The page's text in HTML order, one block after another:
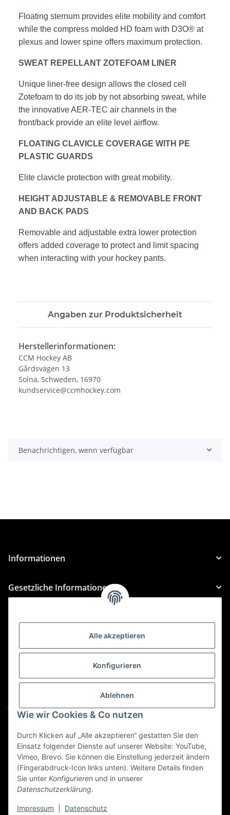
Alle akzeptieren
Konfigurieren
Ablehnen
Wie wir Cookies & Co nutzen
Durch Klicken auf „Alle akzeptieren“ gestatten Sie den
Einsatz folgender Dienste auf unserer Website: YouTube,
Vimeo, Brevo. Sie können die Einstellung jederzeit ändern
(Fingerabdruck-Icon links unten). Weitere Details finden
Sie unter Konfigurieren und in unserer
Datenschutzerklärung.
Impressum Datenschutz
Floating sternum provides elite mobility and comfort
while the compress molded HD foam with D3O® at
plexus and lower spine offers maximum protection.
SWEAT REPELLANT ZOTEFOAM LINER
Unique liner-free design allows the closed cell
Zotefoam to do its job by not absorbing sweat, while
the innovative AER-TEC air channels in the
front/back provide an elite level airflow.
FLOATING CLAVICLE COVERAGE WITH PE
PLASTIC GUARDS
Elite clavicle protection with great mobility.
HEIGHT ADJUSTABLE & REMOVABLE FRONT
AND BACK PADS
Removable and adjustable extra lower protection
offers added coverage to protectand limit spacing
when interacting with your hockey pants.
Angaben zur Produktsicherheit
Herstellerinformationen:
CCM Hockey AB
Gårdsvägen 13
Solna, Schweden, 16970
kundservice@ccmhockey.com
Benachrichtigen, wenn verfügbar
Informationen
Gesetzliche Informationen
Für Custom Anfragen und Custom Bestellungen auch
custom@htr-shop.com
Für Trikot-Anfragen und Bestellungen
teamwear@htr-shop.com
Für Reklamationen und Retouren
reklamation@htr-shop.com